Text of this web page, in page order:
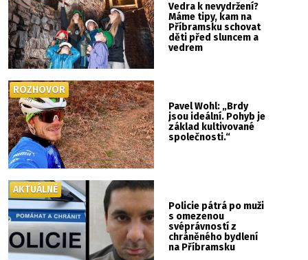
Vedra k nevydržení?
Máme tipy, kam na
Příbramsku schovat
děti před sluncem a
vedrem
Pavel Wohl: „Brdy
jsou ideální. Pohyb je
základ kultivované
společnosti.“
ROZHOVOR
Policie pátrá po muži
s omezenou
svéprávností z
chráněného bydlení
na Příbramsku
AKTUÁLNĚ